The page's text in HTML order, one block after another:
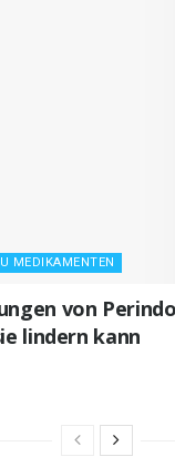
MEDIKAMENTEN
von
lindern kann